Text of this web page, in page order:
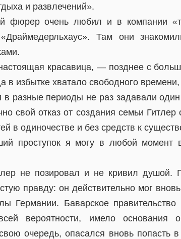
и развлечений».
фюрер очень любил и в компании
Там они
красавица, — позднее с
в избытке хватало свободного
в разные периоды не раз задавали
свой отказ от создания семьи
в одиночестве и без средств к
проступок я могу в любой момент
не позировал и не кривил душой.
правду: он действительно мог
Германии. Баварское
вероятности, имело основания
очередь, опасался вновь попасть